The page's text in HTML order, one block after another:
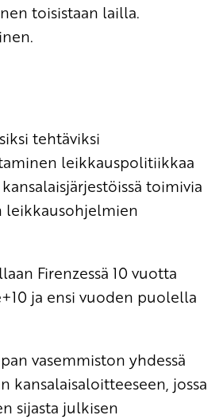
toisistaan lailla.
tehtäviksi
leikkauspolitiikkaa
toimivia
leikkausohjelmien
Firenzessä 10 vuotta
ja ensi vuoden puolella
vasemmiston yhdessä
kansalaisaloitteeseen, jossa
sijasta julkisen